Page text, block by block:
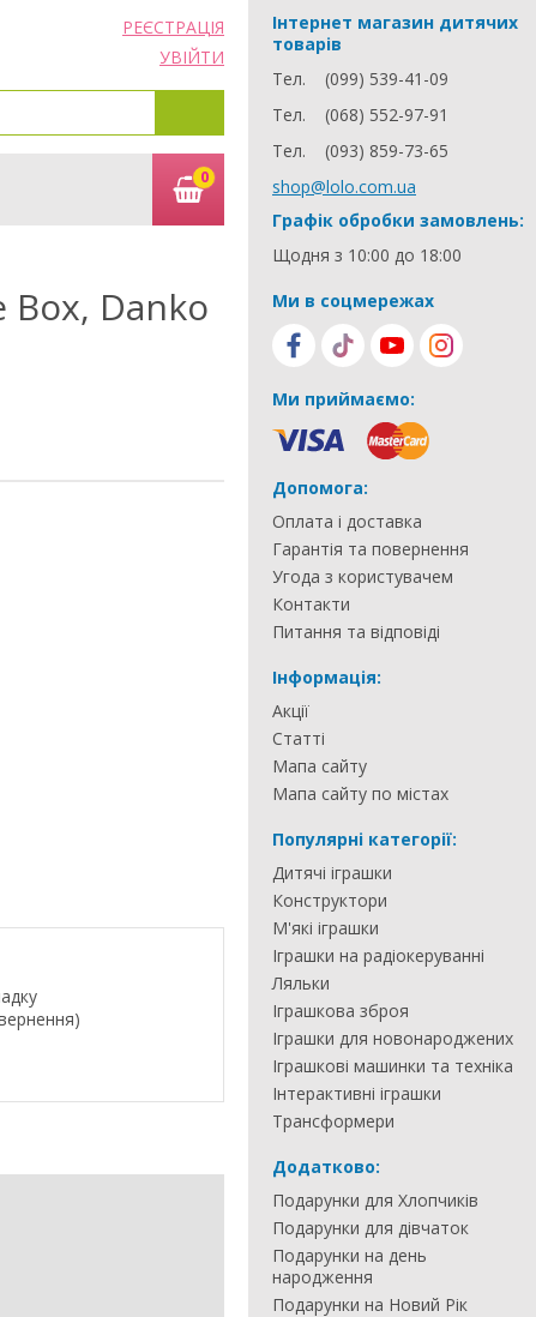
РЕЄСТРАЦІЯ
УВІЙТИ
0
Box, Danko
Інтернет магазин дитячих
товарів
Тел.
(099) 539-41-09
Тел.
(068) 552-97-91
Тел.
(093) 859-73-65
shop@lolo.com.ua
Графік обробки замовлень:
Щодня з 10:00 до 18:00
Ми в соцмережах
Ми приймаємо:
Допомога:
Оплата і доставка
Гарантія та повернення
Угода з користувачем
Контакти
Питання та відповіді
Інформація:
Акції
Статті
Мапа сайту
Мапа сайту по містах
Популярні категорії:
Дитячі іграшки
Конструктори
М'які іграшки
Іграшки на радіокеруванні
Ляльки
Іграшкова зброя
Іграшки для новонароджених
Іграшкові машинки та техніка
Інтерактивні іграшки
Трансформери
Додатково:
Подарунки для Хлопчиків
Подарунки для дівчаток
Подарунки на день
народження
Подарунки на Новий Рік